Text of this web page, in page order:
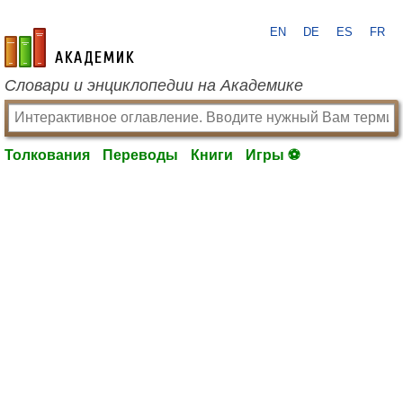
academic.ru
EN DE ES FR
Словари и энциклопедии на Академике
Толкования Переводы Книги Игры ⚽